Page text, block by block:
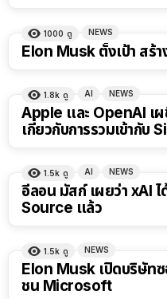
1000 ดู NEWS
Elon Musk ตั้งเป้า สร้
1.8k ดู AI NEWS
Apple และ OpenAI เ
เกี่ยวกับการรวมเข้ากับ
1.5k ดู AI NEWS
อีลอน มัสก์ เผยว่า xAI
Source แล้ว
1.5k ดู NEWS
Elon Musk เปิดบริษัท
ชน Microsoft